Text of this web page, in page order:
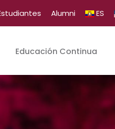
Alumni ES
Educación Continua